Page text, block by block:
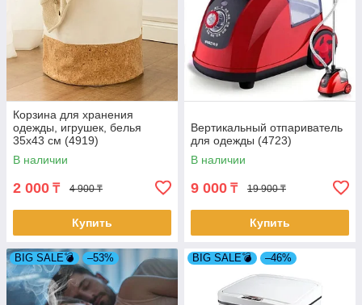
Корзина для хранения
одежды, игрушек, белья
35х43 см (4919)
В наличии
2 000 ₸ 4 900 ₸
Купить
Вертикальный отпариватель
для одежды (4723)
В наличии
9 000 ₸ 19 900 ₸
Купить
BIG SALE💣 –53% BIG SALE💣 –46%